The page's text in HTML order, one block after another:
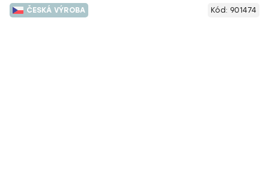
ČESKÁ VÝROBA Kód: 901474